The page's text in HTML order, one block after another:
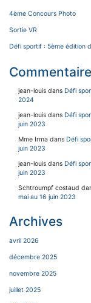
4ème Concours Photo
Sortie VR
Défi sportif : 5ème édition
jean-louis dans Défi
2024
jean-louis dans Défi
juin 2023
Mme Irma dans Défi
juin 2023
jean-louis dans Défi
juin 2023
Schtroumpf costaud
mai au 16 juin 2023
Archives
avril 2026
décembre 2025
novembre 2025
juillet 2025